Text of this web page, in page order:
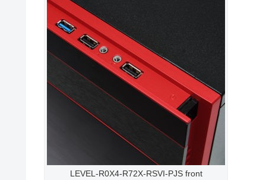
LEVEL-R0X4-R72X-RSVI-PJS front